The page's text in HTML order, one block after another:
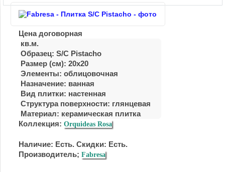
Цена договорная
кв.м.
Образец: S/C Pistacho
Размер (см): 20x20
Элементы: облицовочная
Назначение: ванная
Вид плитки: настенная
Структура поверхности: глянцевая
Материал: керамическая плитка
Коллекция: Orquideas Rosa
Наличие: Есть. Скидки: Есть.
Производитель; Fabresa